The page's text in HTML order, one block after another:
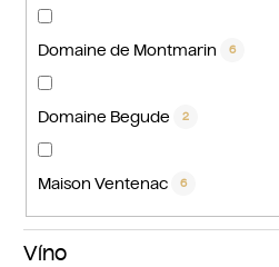
Domaine de Montmarin 6
Domaine Begude 2
Maison Ventenac 6
Víno